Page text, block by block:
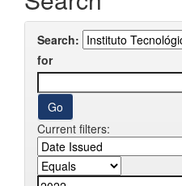
Search:
for
Current filters: